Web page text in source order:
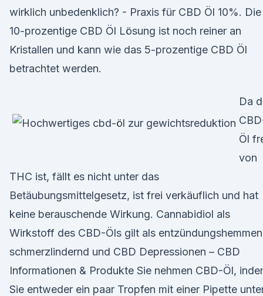
wirklich unbedenklich? - Praxis für CBD Öl 10%. Die
10-prozentige CBD Öl Lösung ist noch reiner an
Kristallen und kann wie das 5-prozentige CBD Öl
betrachtet werden.
Da
Öl
von
THC ist, fällt es nicht unter das
Betäubungsmittelgesetz, ist frei verkäuflich und hat
keine berauschende Wirkung. Cannabidiol als
Wirkstoff des CBD-Öls gilt als
schmerzlindernd und CBD Depressionen – CBD
Informationen & Produkte Sie nehmen CBD-Öl,
Sie entweder ein paar Tropfen mit einer Pipette